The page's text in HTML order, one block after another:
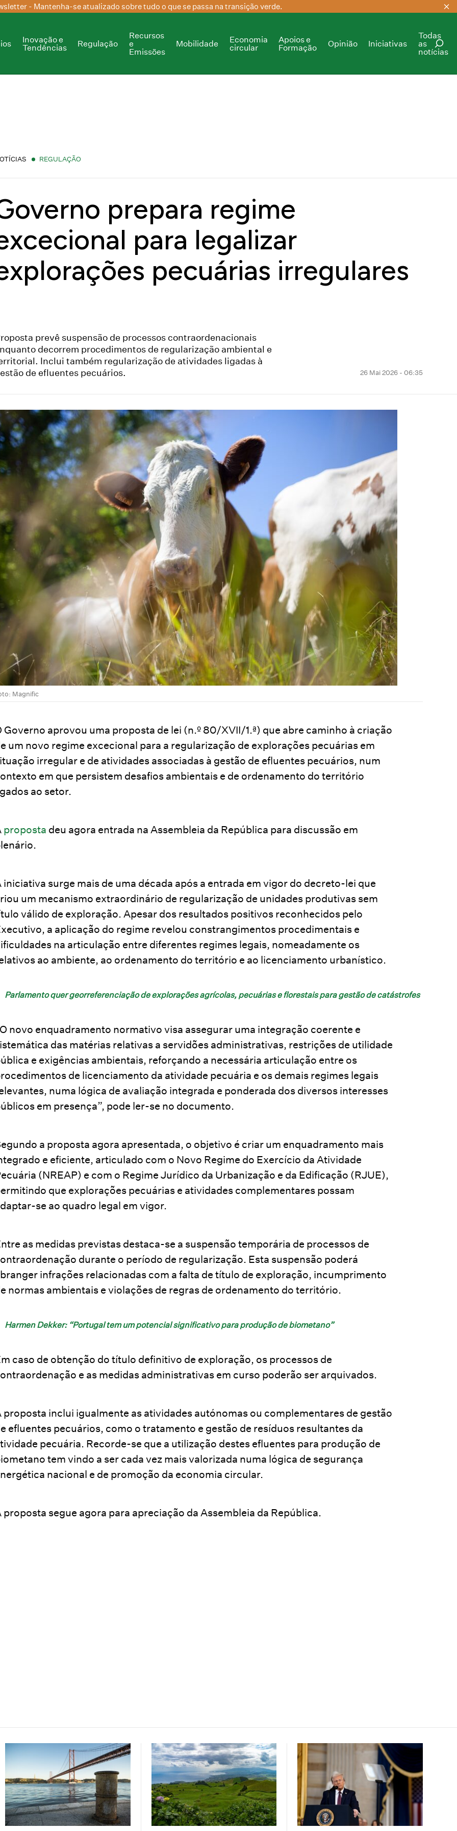
- Mantenha-se atualizado sobre tudo o que se passa na transição verde.
Inovação e
Tendências
Regulação
Recursos
e
Emissões
Mobilidade
Economia
circular
Apoios e
Formação
Opinião Iniciativas
Todas
as
notícias
REGULAÇÃO
prepara regime
para legalizar
pecuárias irregulares
prevê suspensão de processos contraordenacionais
decorrem procedimentos de regularização ambiental e
Inclui também regularização de atividades ligadas à
de efluentes pecuários.
26 Mai 2026 - 06:35
Magnific
Governo aprovou uma proposta de lei (n.º 80/XVII/1.ª) que abre caminho à criação
um novo regime excecional para a regularização de explorações pecuárias em
irregular e de atividades associadas à gestão de efluentes pecuários, num
em que persistem desafios ambientais e de ordenamento do território
ao setor.
proposta deu agora entrada na Assembleia da República para discussão em
iniciativa surge mais de uma década após a entrada em vigor do decreto-lei que
um mecanismo extraordinário de regularização de unidades produtivas sem
válido de exploração. Apesar dos resultados positivos reconhecidos pelo
a aplicação do regime revelou constrangimentos procedimentais e
na articulação entre diferentes regimes legais, nomeadamente os
ao ambiente, ao ordenamento do território e ao licenciamento urbanístico.
Parlamento quer georreferenciação de explorações agrícolas, pecuárias e florestais para gestão de catástrofes
novo enquadramento normativo visa assegurar uma integração coerente e
das matérias relativas a servidões administrativas, restrições de utilidade
e exigências ambientais, reforçando a necessária articulação entre os
de licenciamento da atividade pecuária e os demais regimes legais
numa lógica de avaliação integrada e ponderada dos diversos interesses
em presença”, pode ler-se no documento.
a proposta agora apresentada, o objetivo é criar um enquadramento mais
e eficiente, articulado com o Novo Regime do Exercício da Atividade
(NREAP) e com o Regime Jurídico da Urbanização e da Edificação (RJUE),
que explorações pecuárias e atividades complementares possam
se ao quadro legal em vigor.
as medidas previstas destaca-se a suspensão temporária de processos de
durante o período de regularização. Esta suspensão poderá
infrações relacionadas com a falta de título de exploração, incumprimento
normas ambientais e violações de regras de ordenamento do território.
Harmen Dekker: “Portugal tem um potencial significativo para produção de biometano”
caso de obtenção do título definitivo de exploração, os processos de
e as medidas administrativas em curso poderão ser arquivados.
proposta inclui igualmente as atividades autónomas ou complementares de gestão
efluentes pecuários, como o tratamento e gestão de resíduos resultantes da
pecuária. Recorde-se que a utilização destes efluentes para produção de
tem vindo a ser cada vez mais valorizada numa lógica de segurança
nacional e de promoção da economia circular.
proposta segue agora para apreciação da Assembleia da República.